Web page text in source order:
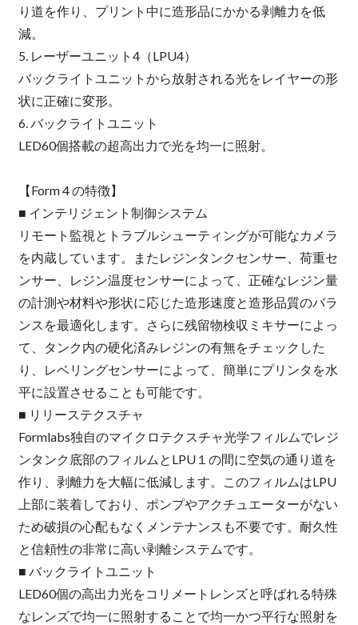
り道を作り、プリント中に造形品にかかる剥離力を低
減。
5. レーザーユニット4（LPU4）
バックライトユニットから放射される光をレイヤーの形
状に正確に変形。
6. バックライトユニット
LED60個搭載の超高出力で光を均一に照射。
【Form 4 の特徴】
■ インテリジェント制御システム
リモート監視とトラブルシューティングが可能なカメラ
を内蔵しています。またレジンタンクセンサー、荷重セ
ンサー、レジン温度センサーによって、正確なレジン量
の計測や材料や形状に応じた造形速度と造形品質のバラ
ンスを最適化します。さらに残留物検収ミキサーによっ
て、タンク内の硬化済みレジンの有無をチェックした
り、レベリングセンサーによって、簡単にプリンタを水
平に設置させることも可能です。
■ リリーステクスチャ
Formlabs独自のマイクロテクスチャ光学フィルムでレジ
ンタンク底部のフィルムとLPU１の間に空気の通り道を
作り、剥離力を大幅に低減します。このフィルムはLPU
上部に装着しており、ポンプやアクチュエーターがない
ため破損の心配もなくメンテナンスも不要です。耐久性
と信頼性の非常に高い剥離システムです。
■ バックライトユニット
LED60個の高出力光をコリメートレンズと呼ばれる特殊
なレンズで均一に照射することで均一かつ平行な照射を